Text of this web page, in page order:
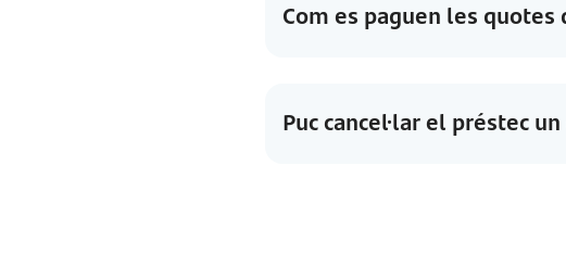
Com es paguen les quotes
Puc cancel·lar el préstec